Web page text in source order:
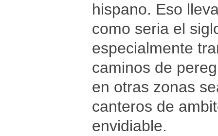
hispano. Eso
como seria el
especialmente
caminos de
en otras zonas
canteros de
envidiable.